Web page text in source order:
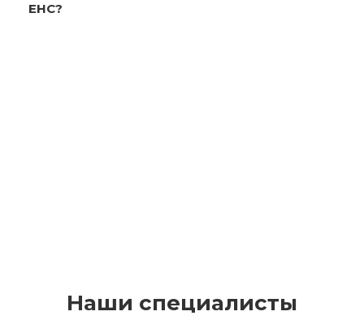
ЕНС?
Наши специалисты